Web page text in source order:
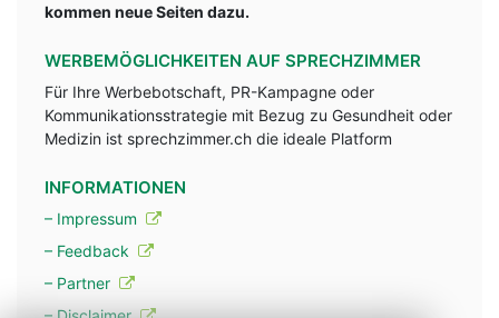
kommen neue Seiten dazu.
WERBEMÖGLICHKEITEN AUF SPRECHZIMMER
Für Ihre Werbebotschaft, PR-Kampagne oder
Kommunikationsstrategie mit Bezug zu Gesundheit oder
Medizin ist sprechzimmer.ch die ideale Platform
INFORMATIONEN
– Impressum
– Feedback
– Partner